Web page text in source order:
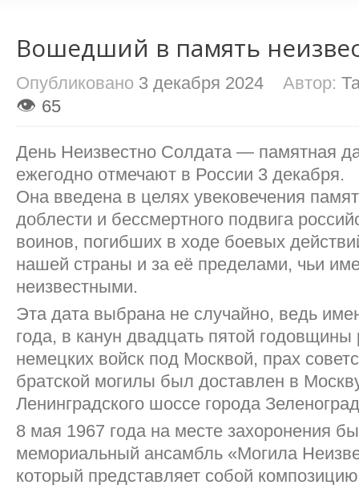
Вошедший в память
Опубликовано 3 декабря 2024 Автор:
👁 65
День Неизвестно Солдата — памятная
ежегодно отмечают в России 3 декабря.
Она введена в целях увековечения
доблести и бессмертного подвига
воинов, погибших в ходе боевых
нашей страны и за её пределами, чьи
неизвестными.
Эта дата выбрана не случайно, ведь
года, в канун двадцать пятой годовщины
немецких войск под Москвой, прах
братской могилы был доставлен в
Ленинградского шоссе города
8 мая 1967 года на месте захоронения
мемориальный ансамбль «Могила
который представляет собой